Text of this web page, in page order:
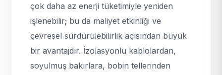
çok daha az enerji tüketimiyle yeniden
işlenebilir; bu da maliyet etkinliği ve
çevresel sürdürülebilirlik açısından büyük
bir avantajdır. İzolasyonlu kablolardan,
soyulmuş bakırlara, bobin tellerinden